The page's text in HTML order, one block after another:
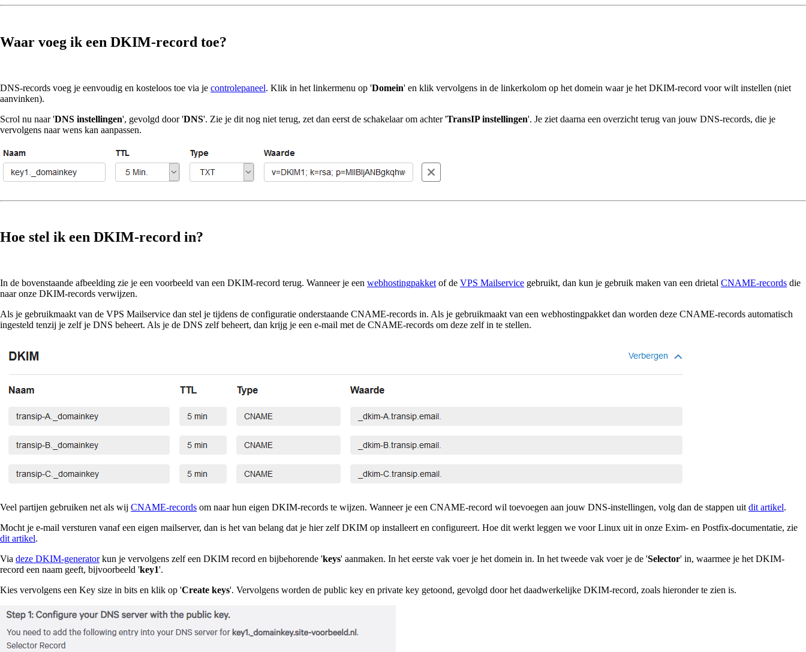
Waar voeg ik een DKIM-record toe?
DNS-records voeg je eenvoudig en kosteloos toe via je controlepaneel. Klik in het linkermenu op 'Domein' en klik vervolgens in de linkerkolom op het domein waar je het DKIM-record voor wilt instellen (niet
aanvinken).
Scrol nu naar 'DNS instellingen', gevolgd door 'DNS'. Zie je dit nog niet terug, zet dan eerst de schakelaar om achter 'TransIP instellingen'. Je ziet daarna een overzicht terug van jouw DNS-records, die je
vervolgens naar wens kan aanpassen.
Hoe stel ik een DKIM-record in?
In de bovenstaande afbeelding zie je een voorbeeld van een DKIM-record terug. Wanneer je een webhostingpakket of de VPS Mailservice gebruikt, dan kun je gebruik maken van een drietal CNAME-records die
naar onze DKIM-records verwijzen.
Als je gebruikmaakt van de VPS Mailservice dan stel je tijdens de configuratie onderstaande CNAME-records in. Als je gebruikmaakt van een webhostingpakket dan worden deze CNAME-records automatisch
ingesteld tenzij je zelf je DNS beheert. Als je de DNS zelf beheert, dan krijg je een e-mail met de CNAME-records om deze zelf in te stellen.
Veel partijen gebruiken net als wij CNAME-records om naar hun eigen DKIM-records te wijzen. Wanneer je een CNAME-record wil toevoegen aan jouw DNS-instellingen, volg dan de stappen uit dit artikel.
Mocht je e-mail versturen vanaf een eigen mailserver, dan is het van belang dat je hier zelf DKIM op installeert en configureert. Hoe dit werkt leggen we voor Linux uit in onze Exim- en Postfix-documentatie, zie
dit artikel.
Via deze DKIM-generatorkun je vervolgens zelf een DKIM record en bijbehorende 'keys' aanmaken. In het eerste vak voer je het domein in. In het tweede vak voer je de 'Selector' in, waarmee je het DKIM-
record een naam geeft, bijvoorbeeld 'key1'.
Kies vervolgens een Key size in bits en klik op 'Create keys'. Vervolgens worden de public key en private key getoond, gevolgd door het daadwerkelijke DKIM-record, zoals hieronder te zien is.